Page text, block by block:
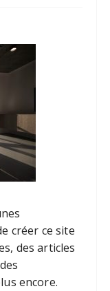
créer ce site
des articles
encore.